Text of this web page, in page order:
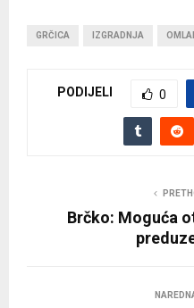
GRČICA IZGRADNJA
PODIJELI 0
Brčko: Moguća